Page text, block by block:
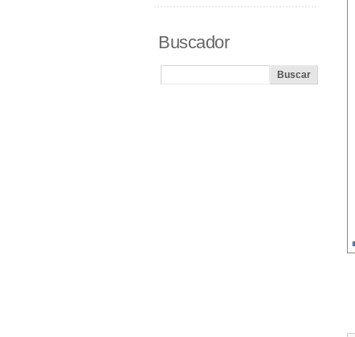
Buscador